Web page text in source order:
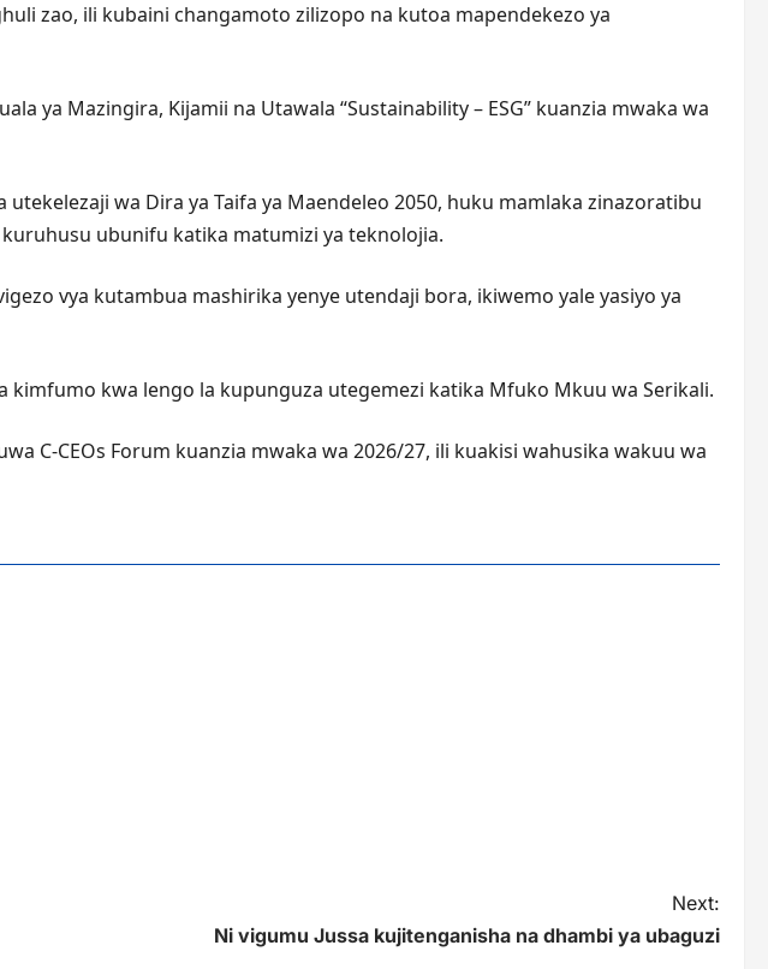
zao, ili kubaini changamoto zilizopo na kutoa mapendekezo ya
ya Mazingira, Kijamii na Utawala “Sustainability – ESG” kuanzia mwaka wa
wa Dira ya Taifa ya Maendeleo 2050, huku mamlaka zinazoratibu
ubunifu katika matumizi ya teknolojia.
vya kutambua mashirika yenye utendaji bora, ikiwemo yale yasiyo ya
kwa lengo la kupunguza utegemezi katika Mfuko Mkuu wa Serikali.
C-CEOs Forum kuanzia mwaka wa 2026/27, ili kuakisi wahusika wakuu wa
Next:
Ni vigumu Jussa kujitenganisha na dhambi ya ubaguzi